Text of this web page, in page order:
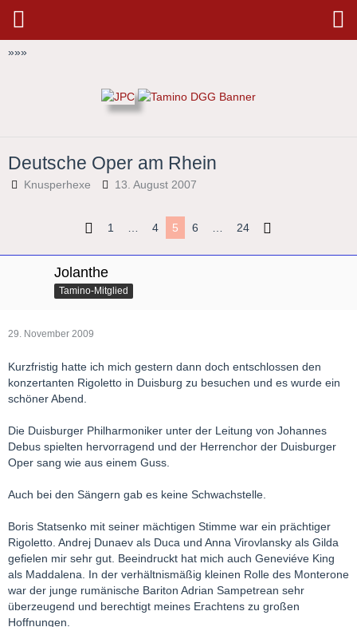
»»»
Deutsche Oper am Rhein
Knusperhexe 13. August 2007
1 … 4 5 6 … 24
Jolanthe
Tamino-Mitglied
29. November 2009
Kurzfristig hatte ich mich gestern dann doch entschlossen den
konzertanten Rigoletto in Duisburg zu besuchen und es wurde ein
schöner Abend.
Die Duisburger Philharmoniker unter der Leitung von Johannes
Debus spielten hervorragend und der Herrenchor der Duisburger
Oper sang wie aus einem Guss.
Auch bei den Sängern gab es keine Schwachstelle.
Boris Statsenko mit seiner mächtigen Stimme war ein prächtiger
Rigoletto. Andrej Dunaev als Duca und Anna Virovlansky als Gilda
gefielen mir sehr gut. Beeindruckt hat mich auch Geneviéve King
als Maddalena. In der verhältnismäßig kleinen Rolle des Monterone
war der junge rumänische Bariton Adrian Sampetrean sehr
überzeugend und berechtigt meines Erachtens zu großen
Hoffnungen.